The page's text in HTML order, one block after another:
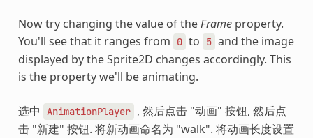
Now try changing the value of theFrameproperty.
You'll see that it ranges from
0 to 5 and the image
displayed by the Sprite2D changes accordingly. This
is the property we'll be animating.
选中 AnimationPlayer , 然后点击 "动画" 按钮, 然后点
击 "新建" 按钮. 将新动画命名为 "walk". 将动画长度设置